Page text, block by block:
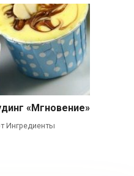
«Мгновение»
Ингредиенты